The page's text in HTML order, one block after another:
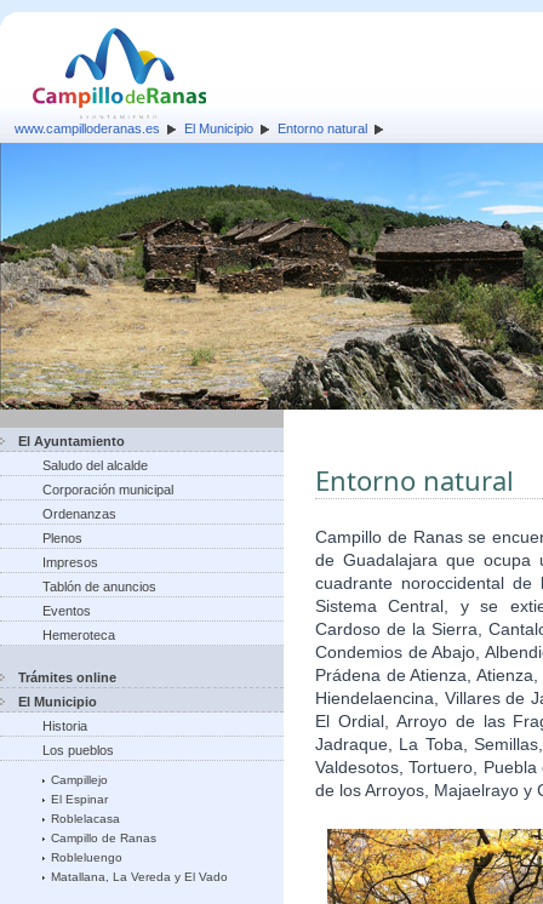
www.campilloderanas.es El Municipio Entorno natural
El Ayuntamiento
Saludo del alcalde
Corporación municipal
Ordenanzas
Plenos
Impresos
Tablón de anuncios
Eventos
Hemeroteca
Trámites online
El Municipio
Historia
Los pueblos
Campillejo
El Espinar
Roblelacasa
Campillo de Ranas
Robleluengo
Matallana, La Vereda y El Vado
Entorno natural
Campillo de Ranas se
de Guadalajara que ocupa
cuadrante noroccidental
Sistema Central, y se
Cardoso de la Sierra,
Condemios de Abajo,
Prádena de Atienza,
Hiendelaencina, Villares de
El Ordial, Arroyo de las
Jadraque, La Toba,
Valdesotos, Tortuero,
de los Arroyos, Majaelrayo y